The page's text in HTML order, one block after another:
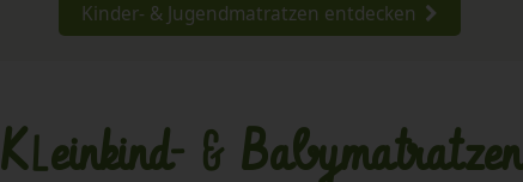
Kinder- & Jugendmatratzen entdecken
Kleinkind- & Babymatratzen